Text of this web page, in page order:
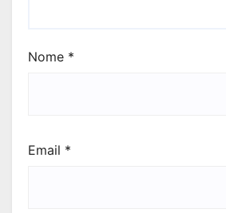
Nome *
Email *